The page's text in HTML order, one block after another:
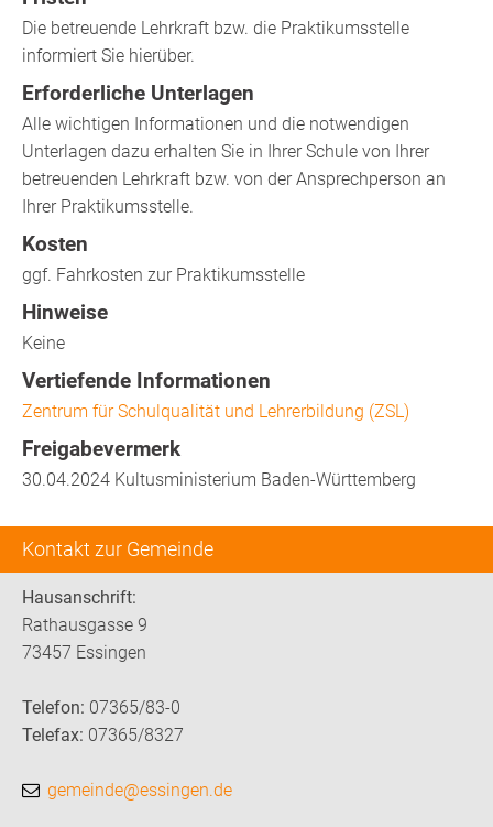
Kontakt zur Gemeinde
Hausanschrift:
Rathausgasse 9
73457 Essingen
Telefon: 07365/83-0
Telefax: 07365/8327
gemeinde@essingen.de
Die betreuende Lehrkraft bzw. die Praktikumsstelle
informiert Sie hierüber.
Erforderliche Unterlagen
Alle wichtigen Informationen und die notwendigen
Unterlagen dazu erhalten Sie in Ihrer Schule von Ihrer
betreuenden Lehrkraft bzw. von der Ansprechperson an
Ihrer Praktikumsstelle.
Kosten
ggf. Fahrkosten zur Praktikumsstelle
Hinweise
Keine
Vertiefende Informationen
Zentrum für Schulqualität und Lehrerbildung (ZSL)
Freigabevermerk
30.04.2024 Kultusministerium Baden-Württemberg